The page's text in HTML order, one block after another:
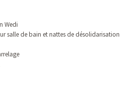
Wedi
salle de bain et nattes de désolidarisation